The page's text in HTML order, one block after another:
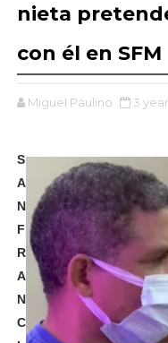
nieta
con él en SFM
Miguel Paulino 3
S
A
N
F
R
A
N
C